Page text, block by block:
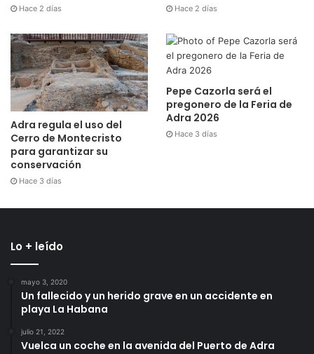
Hace 2 días Hace 2 días
Adra regula el uso del
Cerro de Montecristo
para garantizar su
conservación
Hace 3 días
Pepe Cazorla será el
pregonero de la Feria de
Adra 2026
Hace 3 días
Lo + leído
mayo 3, 2020
Un fallecido y un herido grave en un accidente en
playa La Habana
julio 21, 2022
Vuelca un coche en la avenida del Puerto de Adra